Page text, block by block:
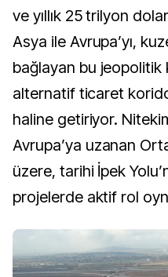
ve yıllık 25 trilyon
Asya ile Avrupa’yı,
bağlayan bu jeopolitik
alternatif ticaret
haline getiriyor.
Avrupa’ya uzanan
üzere, tarihi İpek
projelerde aktif rol